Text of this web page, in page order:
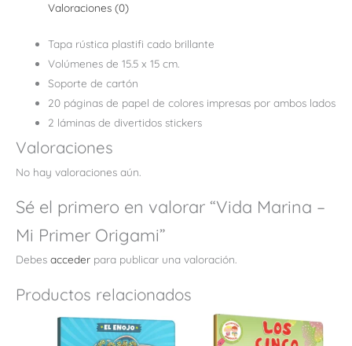
Valoraciones (0)
Tapa rústica plastifi cado brillante
Volúmenes de 15.5 x 15 cm.
Soporte de cartón
20 páginas de papel de colores impresas por ambos lados
2 láminas de divertidos stickers
Valoraciones
No hay valoraciones aún.
Sé el primero en valorar “Vida Marina –
Mi Primer Origami”
Debes acceder para publicar una valoración.
Productos relacionados